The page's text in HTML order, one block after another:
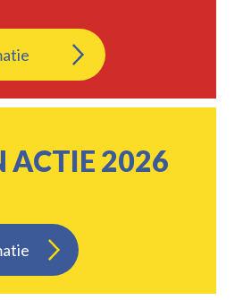
ACTIE 2026